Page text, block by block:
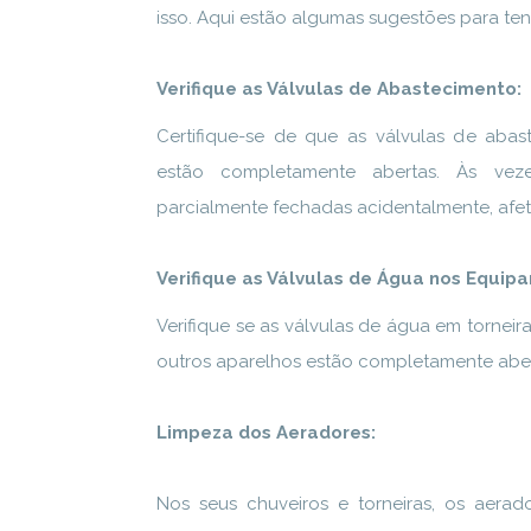
isso. Aqui estão algumas sugestões para
Verifique as Válvulas de Abastecimento:
Certifique-se de que as válvulas de
estão completamente abertas. Às
parcialmente fechadas acidentalmente,
Verifique as Válvulas de Água nos
Verifique se as válvulas de água em
outros aparelhos estão completamente
Limpeza dos Aeradores:
Nos seus chuveiros e torneiras, os